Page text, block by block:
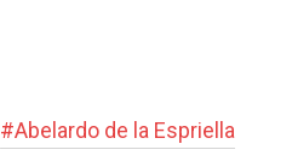
#Abelardo de la Espriella